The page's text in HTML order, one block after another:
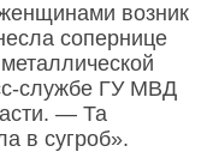
возник
сопернице
службе ГУ МВД
— Та
в сугроб».